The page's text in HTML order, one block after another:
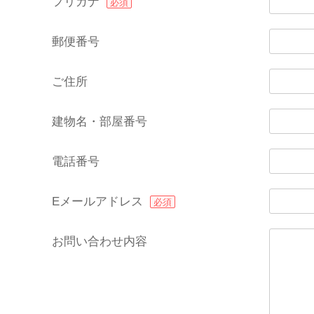
必須
郵便番号
ご住所
建物名・部屋番号
電話番号
Eメールアドレス 必須
お問い合わせ内容